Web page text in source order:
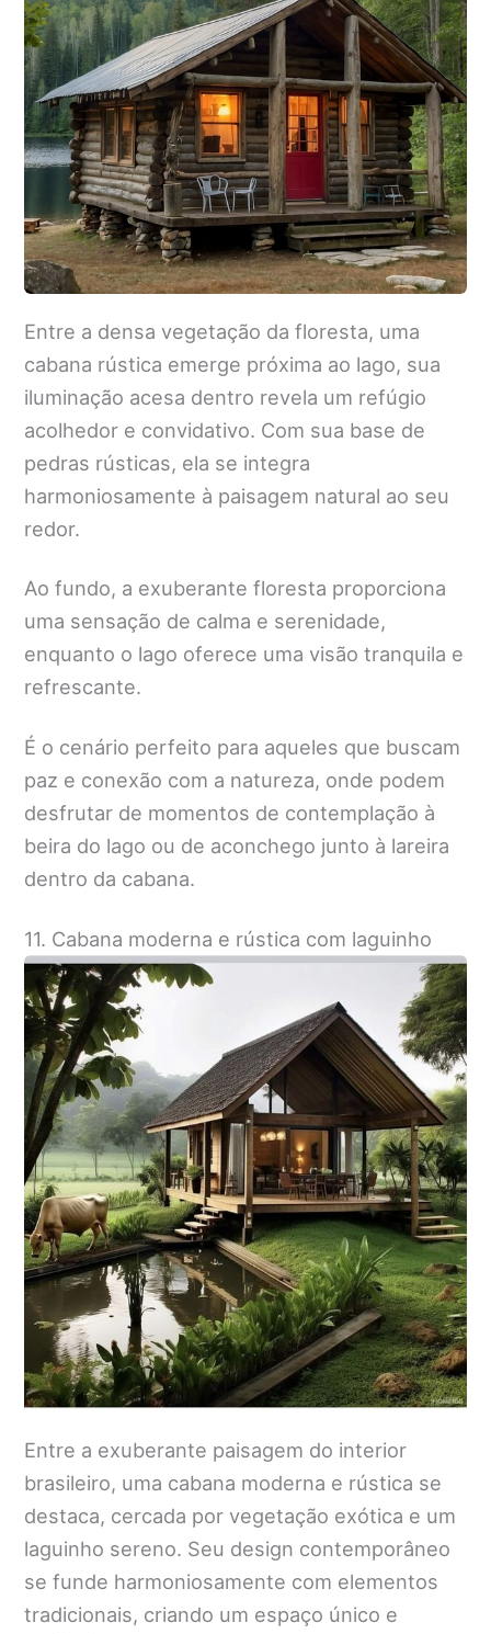
Entre a densa vegetação da floresta, uma
cabana rústica emerge próxima ao lago, sua
iluminação acesa dentro revela um refúgio
acolhedor e convidativo. Com sua base de
pedras rústicas, ela se integra
harmoniosamente à paisagem natural ao seu
redor.
Ao fundo, a exuberante floresta proporciona
uma sensação de calma e serenidade,
enquanto o lago oferece uma visão tranquila e
refrescante.
É o cenário perfeito para aqueles que buscam
paz e conexão com a natureza, onde podem
desfrutar de momentos de contemplação à
beira do lago ou de aconchego junto à lareira
dentro da cabana.
11. Cabana moderna e rústica com laguinho
Entre a exuberante paisagem do interior
brasileiro, uma cabana moderna e rústica se
destaca, cercada por vegetação exótica e um
laguinho sereno. Seu design contemporâneo
se funde harmoniosamente com elementos
tradicionais, criando um espaço único e